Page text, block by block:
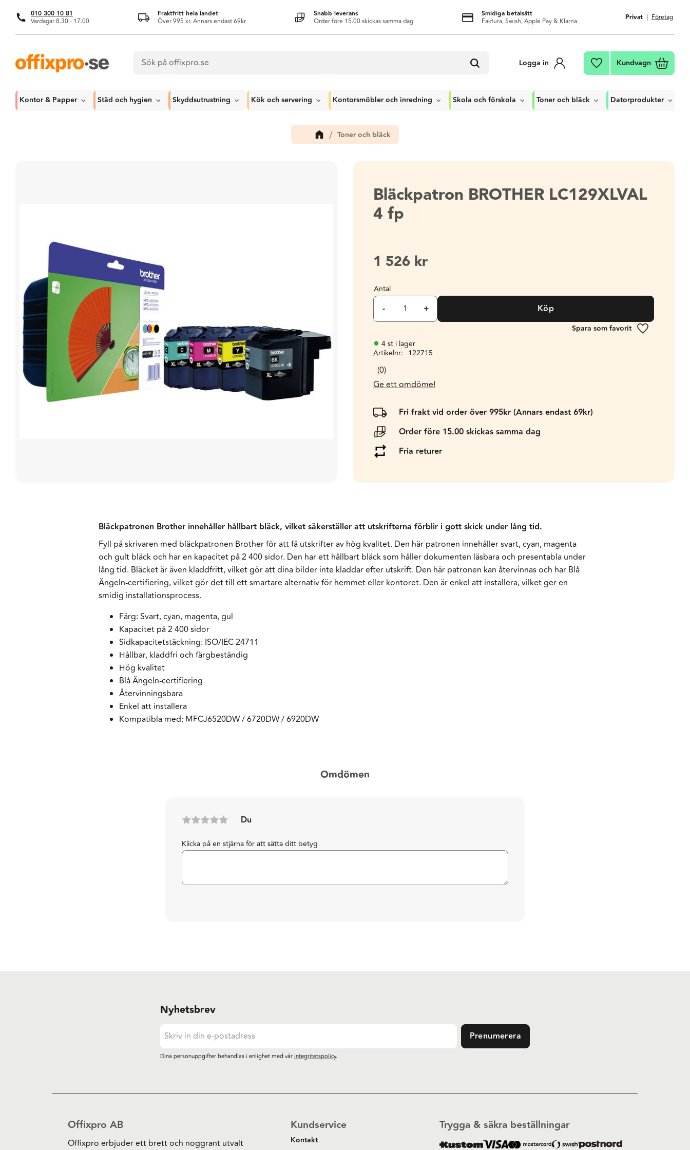
010 300 10 81
Vardagar 8.30 - 17.00
Fraktfritt hela landet
Över 995 kr. Annars endast 69kr
Snabb leverans
Order före 15.00 skickas samma dag
Smidiga betalsätt
Faktura, Swish, Apple Pay & Klarna Privat Företag
Logga in Favoriter
Kundvagn
Kontor & Papper Städ och hygien Skyddsutrustning Kök och servering Kontorsmöbler och inredning Skola och förskola Toner och bläck Datorprodukter
Toner och bläck
Bläckpatron BROTHER LC129XLVAL
4 fp
1 526 kr
Antal
+
- Köp
Lägg till i
4 st i lager
Artikelnr
122715
0
Ge ett omdöme!
Fri frakt vid order över 995kr (Annars endast 69kr)
Order före 15.00 skickas samma dag
Fria returer
Bläckpatronen Brother innehåller hållbart bläck, vilket säkerställer att utskrifterna förblir i gott skick under lång tid.
Fyll på skrivaren med bläckpatronen Brother för att få utskrifter av hög kvalitet. Den här patronen innehåller svart, cyan, magenta
och gult bläck och har en kapacitet på 2 400 sidor. Den har ett hållbart bläck som håller dokumenten läsbara och presentabla under
lång tid. Bläcket är även kladdfritt, vilket gör att dina bilder inte kladdar efter utskrift. Den här patronen kan återvinnas och har Blå
Ängeln-certifiering, vilket gör det till ett smartare alternativ för hemmet eller kontoret. Den är enkel att installera, vilket ger en
smidig installationsprocess.
Färg: Svart, cyan, magenta, gul
Kapacitet på 2 400 sidor
Sidkapacitetstäckning: ISO/IEC 24711
Hållbar, kladdfri och färgbeständig
Hög kvalitet
Blå Ängeln-certifiering
Återvinningsbara
Enkel att installera
Kompatibla med: MFCJ6520DW / 6720DW / 6920DW
Omdömen
Du
Klicka på en stjärna för att sätta ditt betyg
Nyhetsbrev
Prenumerera
Dina personuppgifter behandlas i enlighet med vårintegritetspolicy.
Offixpro AB
Offixpro erbjuder ett brett och noggrant utvalt
Kundservice
Kontakt
Trygga & säkra beställningar